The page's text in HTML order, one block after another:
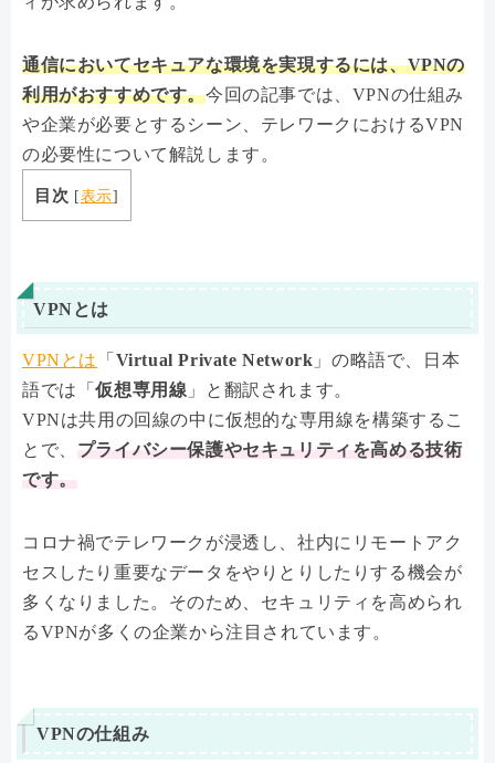
通信においてセキュアな環境を実現するには、VPNの
利用がおすすめです。今回の記事では、VPNの仕組み
や企業が必要とするシーン、テレワークにおけるVPN
の必要性について解説します。
目次 [表示]
VPNとは
VPNとは 「 Virtual Private Network 」の略語で、日本
語では「仮想専用線 」と翻訳されます。
VPNは共用の回線の中に仮想的な専用線を構築するこ
とで、 プライバシー保護やセキュリティを高める技術
です。
コロナ禍でテレワークが浸透し、社内にリモートアク
セスしたり重要なデータをやりとりしたりする機会が
多くなりました。そのため、セキュリティを高められ
るVPNが多くの企業から注目されています。
VPNの仕組み